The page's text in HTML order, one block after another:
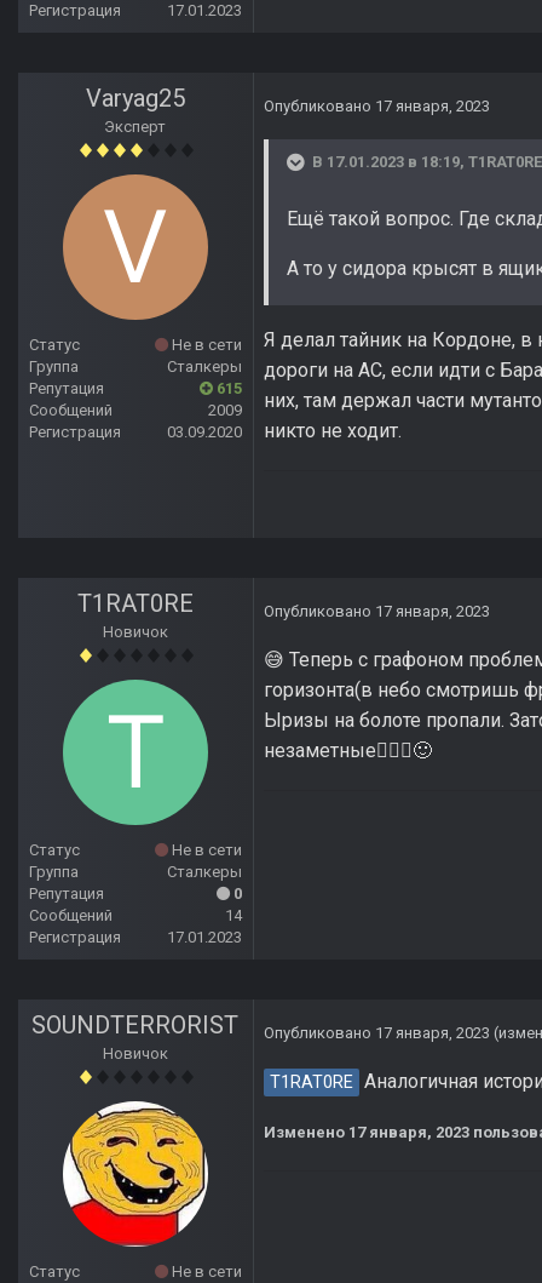
Регистрация
17.01.2023
Varyag25
Эксперт
Статус
Не в сети
Группа
Сталкеры
Репутация
615
Сообщений
2009
Регистрация
03.09.2020
Опубликовано 17 января, 2023
В 17.01.2023 в 18:19, T1RAT0RE
Ещё такой вопрос. Где
А то у сидора крысят в
Я делал тайник на Кордоне,
дороги на АС, если идти с
них, там держал части
никто не ходит.
T1RAT0RE
Новичок
Статус
Не в сети
Группа
Сталкеры
Репутация
0
Сообщений
14
Регистрация
17.01.2023
Опубликовано 17 января, 2023
😅 Теперь с графоном
горизонта(в небо смотришь
Ыризы на болоте пропали.
незаметные🤷🏻‍♂️🙂
SOUNDTERRORIST
Новичок
Статус
Не в сети
Опубликовано 17 января, 2023
T1RAT0RE Аналогичная
Изменено 17 января, 2023